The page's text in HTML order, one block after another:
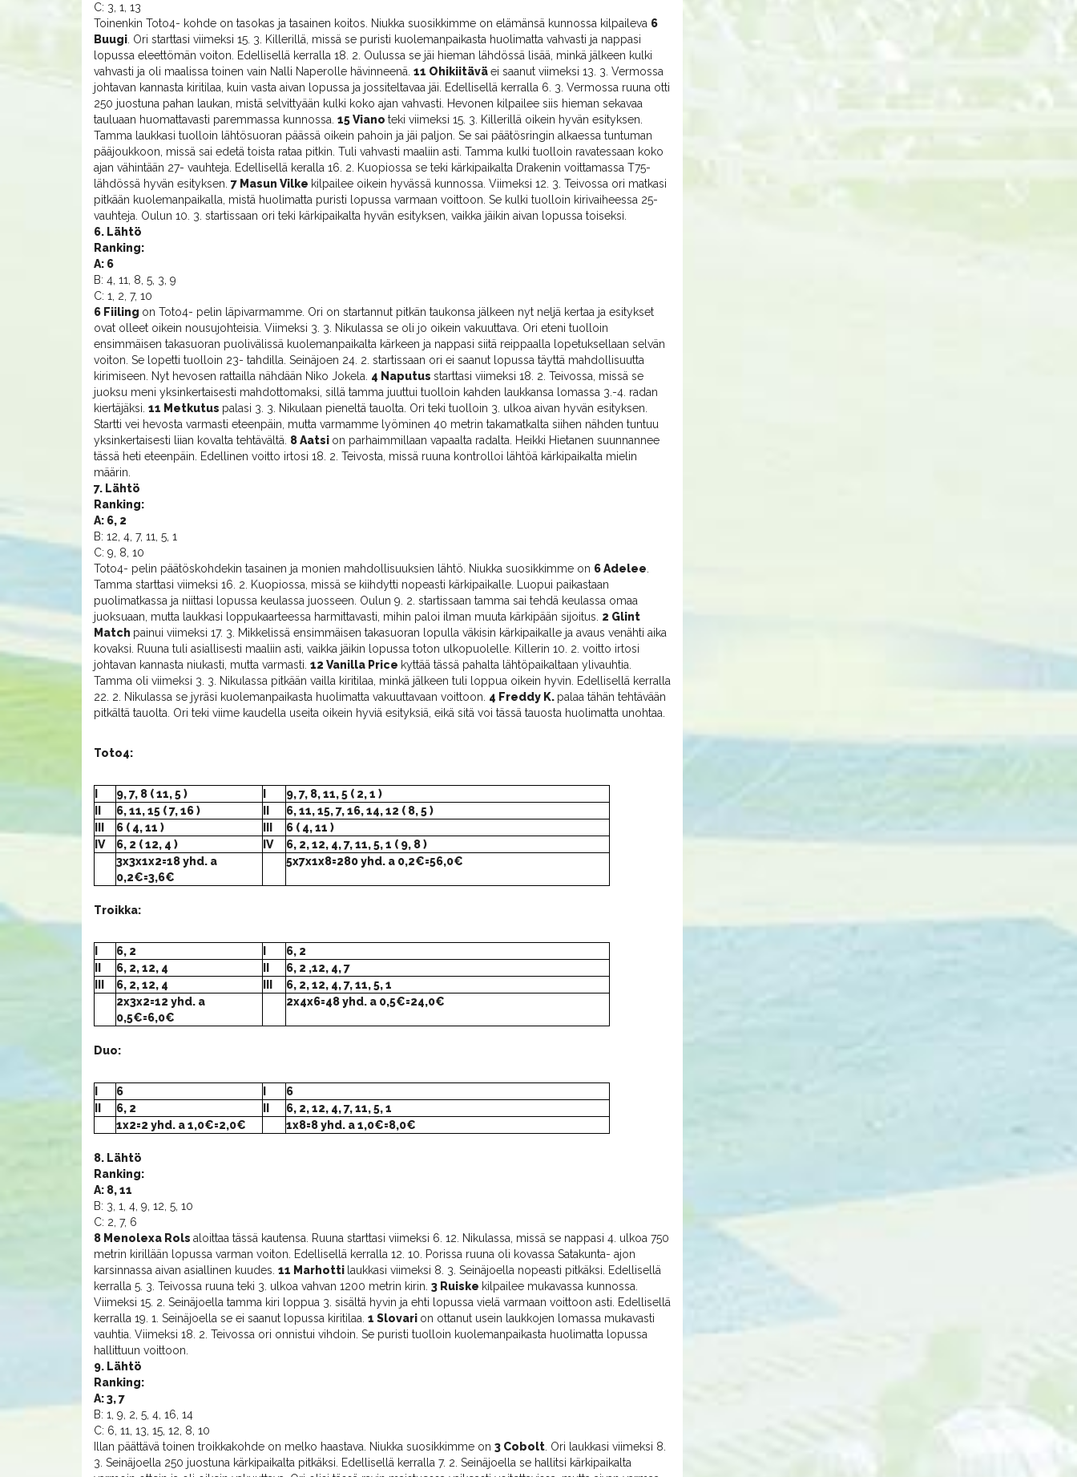
C: 3, 1, 13
Toinenkin Toto4- kohde on tasokas ja tasainen koitos. Niukka suosikkimme on elämänsä kunnossa kilpaileva 6
Buugi . Ori starttasi viimeksi 15. 3. Killerillä, missä se puristi kuolemanpaikasta huolimatta vahvasti ja nappasi
lopussa eleettömän voiton. Edellisellä kerralla 18. 2. Oulussa se jäi hieman lähdössä lisää, minkä jälkeen kulki
vahvasti ja oli maalissa toinen vain Nalli Naperolle hävinneenä. 11 Ohikiitäväei saanut viimeksi 13. 3. Vermossa
johtavan kannasta kiritilaa, kuin vasta aivan lopussa ja jossiteltavaa jäi. Edellisellä kerralla 6. 3. Vermossa ruuna otti
250 juostuna pahan laukan, mistä selvittyään kulki koko ajan vahvasti. Hevonen kilpailee siis hieman sekavaa
tauluaan huomattavasti paremmassa kunnossa. 15 Viano teki viimeksi 15. 3. Killerillä oikein hyvän esityksen.
Tamma laukkasi tuolloin lähtösuoran päässä oikein pahoin ja jäi paljon. Se sai päätösringin alkaessa tuntuman
pääjoukkoon, missä sai edetä toista rataa pitkin. Tuli vahvasti maaliin asti. Tamma kulki tuolloin ravatessaan koko
ajan vähintään 27- vauhteja. Edellisellä keralla 16. 2. Kuopiossa se teki kärkipaikalta Drakenin voittamassa T75-
lähdössä hyvän esityksen. 7 Masun Vilke kilpailee oikein hyvässä kunnossa. Viimeksi 12. 3. Teivossa ori matkasi
pitkään kuolemanpaikalla, mistä huolimatta puristi lopussa varmaan voittoon. Se kulki tuolloin kirivaiheessa 25-
vauhteja. Oulun 10. 3. startissaan ori teki kärkipaikalta hyvän esityksen, vaikka jäikin aivan lopussa toiseksi.
6. Lähtö
Ranking:
A: 6
B: 4, 11, 8, 5, 3, 9
C: 1, 2, 7, 10
6 Fiiling on Toto4- pelin läpivarmamme. Ori on startannut pitkän taukonsa jälkeen nyt neljä kertaa ja esitykset
ovat olleet oikein nousujohteisia. Viimeksi 3. 3. Nikulassa se oli jo oikein vakuuttava. Ori eteni tuolloin
ensimmäisen takasuoran puolivälissä kuolemanpaikalta kärkeen ja nappasi siitä reippaalla lopetuksellaan selvän
voiton. Se lopetti tuolloin 23- tahdilla. Seinäjoen 24. 2. startissaan ori ei saanut lopussa täyttä mahdollisuutta
kirimiseen. Nyt hevosen rattailla nähdään Niko Jokela. 4 Naputus starttasi viimeksi 18. 2. Teivossa, missä se
juoksu meni yksinkertaisesti mahdottomaksi, sillä tamma juuttui tuolloin kahden laukkansa lomassa 3.-4. radan
kiertäjäksi. 11 Metkutus palasi 3. 3. Nikulaan pieneltä tauolta. Ori teki tuolloin 3. ulkoa aivan hyvän esityksen.
Startti vei hevosta varmasti eteenpäin, mutta varmamme lyöminen 40 metrin takamatkalta siihen nähden tuntuu
yksinkertaisesti liian kovalta tehtävältä. 8 Aatsi on parhaimmillaan vapaalta radalta. Heikki Hietanen suunnannee
tässä heti eteenpäin. Edellinen voitto irtosi 18. 2. Teivosta, missä ruuna kontrolloi lähtöä kärkipaikalta mielin
määrin.
7. Lähtö
Ranking:
A: 6, 2
B: 12, 4, 7, 11, 5, 1
C: 9, 8, 10
Toto4- pelin päätöskohdekin tasainen ja monien mahdollisuuksien lähtö. Niukka suosikkimme on 6 Adelee
Tamma starttasi viimeksi 16. 2. Kuopiossa, missä se kiihdytti nopeasti kärkipaikalle. Luopui paikastaan
puolimatkassa ja niittasi lopussa keulassa juosseen. Oulun 9. 2. startissaan tamma sai tehdä keulassa omaa
juoksuaan, mutta laukkasi loppukaarteessa harmittavasti, mihin paloi ilman muuta kärkipään sijoitus. 2 Glint
Match painui viimeksi 17. 3. Mikkelissä ensimmäisen takasuoran lopulla väkisin kärkipaikalle ja avaus venähti aika
kovaksi. Ruuna tuli asiallisesti maaliin asti, vaikka jäikin lopussa toton ulkopuolelle. Killerin 10. 2. voitto irtosi
johtavan kannasta niukasti, mutta varmasti. 12 Vanilla Price kyttää tässä pahalta lähtöpaikaltaan ylivauhtia.
Tamma oli viimeksi 3. 3. Nikulassa pitkään vailla kiritilaa, minkä jälkeen tuli loppua oikein hyvin. Edellisellä kerralla
22. 2. Nikulassa se jyräsi kuolemanpaikasta huolimatta vakuuttavaan voittoon. 4 Freddy K. palaa tähän tehtävään
pitkältä tauolta. Ori teki viime kaudella useita oikein hyviä esityksiä, eikä sitä voi tässä tauosta huolimatta unohtaa.
Toto4:
9, 7, 8 ( 11, 5 )
9, 7, 8, 11, 5 ( 2, 1 )
6, 11, 15 ( 7, 16 )
6, 11, 15, 7, 16, 14, 12 ( 8, 5 )
6 ( 4, 11 )
6 ( 4, 11 )
IV
6, 2 ( 12, 4 ) IV
6, 2, 12, 4, 7, 11, 5, 1 ( 9, 8 )
3x3x1x2=18 yhd. a
0,2€=3,6€
5x7x1x8=280 yhd. a 0,2€=56,0€
Troikka:
6, 2
6, 2
6, 2, 12, 4
6, 2 ,12, 4, 7
6, 2, 12, 4
6, 2, 12, 4, 7, 11, 5, 1
2x3x2=12 yhd. a
0,5€=6,0€
2x4x6=48 yhd. a 0,5€=24,0€
Duo:
6
6
6, 2
6, 2, 12, 4, 7, 11, 5, 1
1x2=2 yhd. a 1,0€=2,0€
1x8=8 yhd. a 1,0€=8,0€
8. Lähtö
Ranking:
A: 8, 11
B: 3, 1, 4, 9, 12, 5, 10
C: 2, 7, 6
8 Menolexa Rols aloittaa tässä kautensa. Ruuna starttasi viimeksi 6. 12. Nikulassa, missä se nappasi 4. ulkoa 750
metrin kirillään lopussa varman voiton. Edellisellä kerralla 12. 10. Porissa ruuna oli kovassa Satakunta- ajon
karsinnassa aivan asiallinen kuudes. 11 Marhotti laukkasi viimeksi 8. 3. Seinäjoella nopeasti pitkäksi. Edellisellä
kerralla 5. 3. Teivossa ruuna teki 3. ulkoa vahvan 1200 metrin kirin. 3 Ruiske kilpailee mukavassa kunnossa.
Viimeksi 15. 2. Seinäjoella tamma kiri loppua 3. sisältä hyvin ja ehti lopussa vielä varmaan voittoon asti. Edellisellä
kerralla 19. 1. Seinäjoella se ei saanut lopussa kiritilaa. 1 Slovari on ottanut usein laukkojen lomassa mukavasti
vauhtia. Viimeksi 18. 2. Teivossa ori onnistui vihdoin. Se puristi tuolloin kuolemanpaikasta huolimatta lopussa
hallittuun voittoon.
9. Lähtö
Ranking:
A: 3, 7
B: 1, 9, 2, 5, 4, 16, 14
C: 6, 11, 13, 15, 12, 8, 10
Illan päättävä toinen troikkakohde on melko haastava. Niukka suosikkimme on 3 Cobolt . Ori laukkasi viimeksi 8.
3. Seinäjoella 250 juostuna kärkipaikalta pitkäksi. Edellisellä kerralla 7. 2. Seinäjoella se hallitsi kärkipaikalta